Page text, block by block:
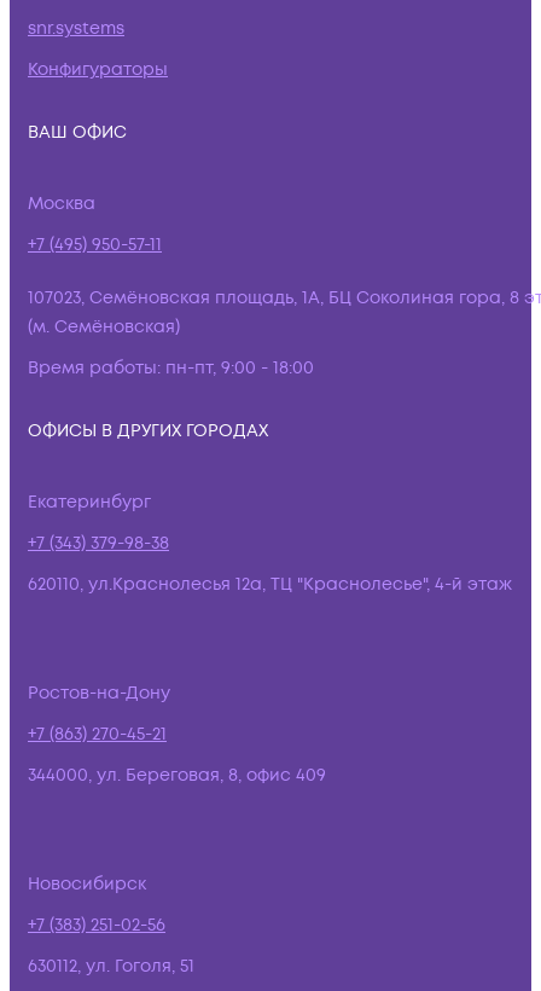
snr.systems
Конфигураторы
ВАШ ОФИС
Москва
+7 (495) 950-57-11
107023, Семёновская площадь, 1А, БЦ Соколиная гора, 8
(м. Семёновская)
Время работы: пн-пт, 9:00 - 18:00
ОФИСЫ В ДРУГИХ ГОРОДАХ
Екатеринбург
+7 (343) 379-98-38
620110, ул.Краснолесья 12а, ТЦ "Краснолесье", 4-й этаж
Ростов-на-Дону
+7 (863) 270-45-21
344000, ул. Береговая, 8, офис 409
Новосибирск
+7 (383) 251-02-56
630112, ул. Гоголя, 51